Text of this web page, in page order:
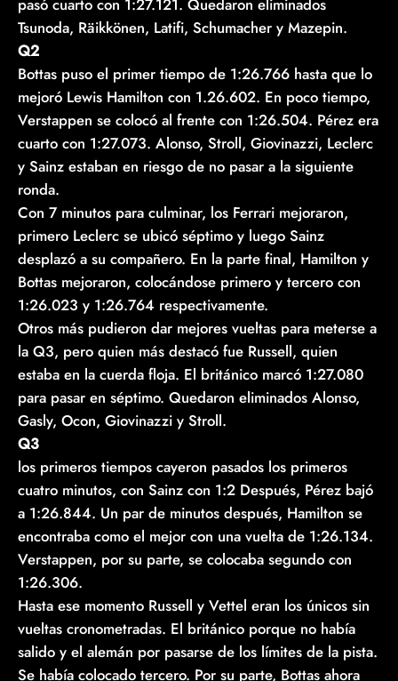
Tsunoda, Räikkönen, Latifi, Schumacher y Mazepin.
Q2
Bottas puso el primer tiempo de 1:26.766 hasta que lo
mejoró Lewis Hamilton con 1.26.602. En poco tiempo,
Verstappen se colocó al frente con 1:26.504. Pérez era
cuarto con 1:27.073. Alonso, Stroll, Giovinazzi, Leclerc
y Sainz estaban en riesgo de no pasar a la siguiente
ronda.
Con 7 minutos para culminar, los Ferrari mejoraron,
primero Leclerc se ubicó séptimo y luego Sainz
desplazó a su compañero. En la parte final, Hamilton y
Bottas mejoraron, colocándose primero y tercero con
1:26.023 y 1:26.764 respectivamente.
Otros más pudieron dar mejores vueltas para meterse a
la Q3, pero quien más destacó fue Russell, quien
estaba en la cuerda floja. El británico marcó 1:27.080
para pasar en séptimo. Quedaron eliminados Alonso,
Gasly, Ocon, Giovinazzi y Stroll.
Q3
los primeros tiempos cayeron pasados los primeros
cuatro minutos, con Sainz con 1:2 Después, Pérez bajó
a 1:26.844. Un par de minutos después, Hamilton se
encontraba como el mejor con una vuelta de 1:26.134.
Verstappen, por su parte, se colocaba segundo con
1:26.306.
Hasta ese momento Russell y Vettel eran los únicos sin
vueltas cronometradas. El británico porque no había
salido y el alemán por pasarse de los límites de la pista.
Se había colocado tercero. Por su parte, Bottas ahora